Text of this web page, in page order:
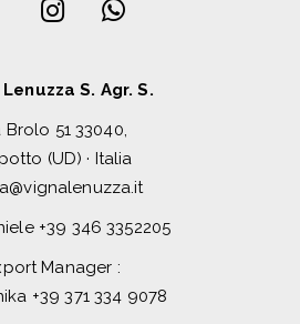
S. Agr. S.
Brolo 51 33040,
(UD) · Italia
+39 346 3352205
Manager :
+39 371 334 9078